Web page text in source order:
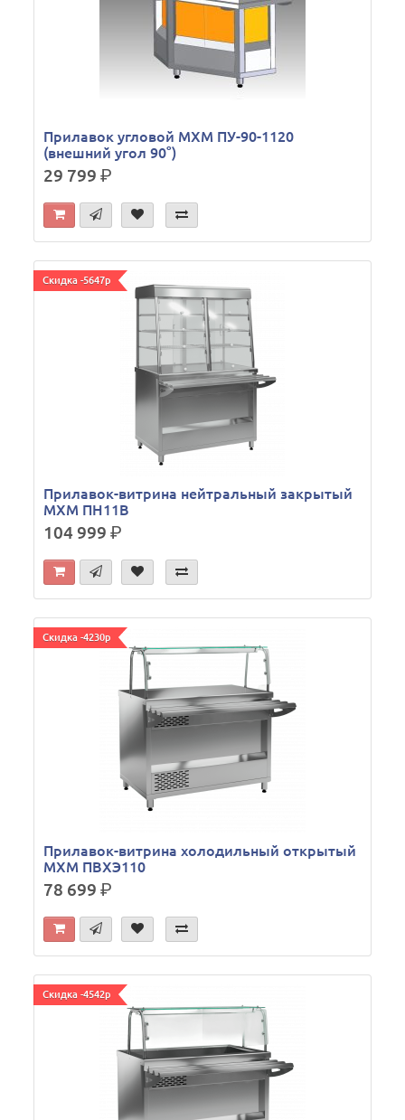
Прилавок угловой МХМ ПУ-90-1120
(внешний угол 90°)
29 799р.
Скидка -5647р
Прилавок-витрина нейтральный закрытый
МХМ ПН11В
104 999р.
Скидка -4230р
Прилавок-витрина холодильный открытый
МХМ ПВХЭ110
78 699р.
Скидка -4542р